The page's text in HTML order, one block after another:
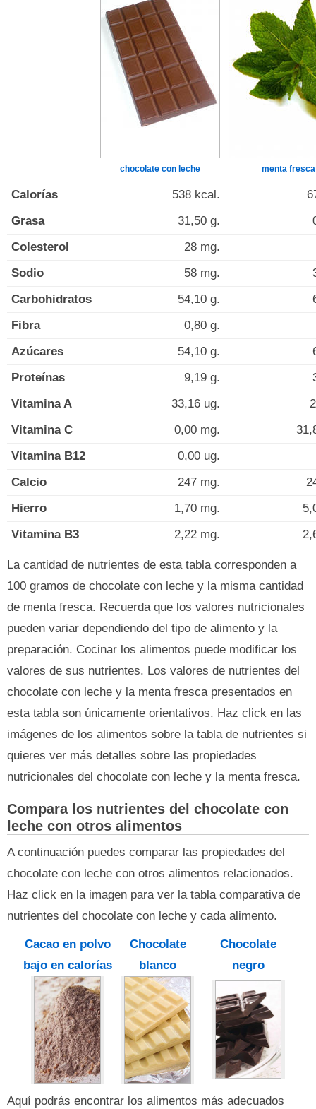
chocolate con leche menta fresca
Calorías 538 kcal.
Grasa
31,50 g.
Colesterol
28 mg.
Sodio
58 mg.
Carbohidratos
54,10 g.
Fibra
0,80 g.
Azúcares
54,10 g.
Proteínas
9,19 g.
Vitamina A
33,16 ug.
Vitamina C
0,00 mg.
Vitamina B12
0,00 ug.
Calcio
247 mg.
Hierro
1,70 mg.
Vitamina B3
2,22 mg.
La cantidad de nutrientes de esta tabla corresponden a
100 gramos de chocolate con leche y la misma cantidad
de menta fresca. Recuerda que los valores nutricionales
pueden variar dependiendo del tipo de alimento y la
preparación. Cocinar los alimentos puede modificar los
valores de sus nutrientes. Los valores de nutrientes del
chocolate con leche y la menta fresca presentados en
esta tabla son únicamente orientativos. Haz click en las
imágenes de los alimentos sobre la tabla de nutrientes si
quieres ver más detalles sobre las propiedades
nutricionales del chocolate con leche y la menta fresca.
Compara los nutrientes del chocolate con
leche con otros alimentos
A continuación puedes comparar las propiedades del
chocolate con leche con otros alimentos relacionados.
Haz click en la imagen para ver la tabla comparativa de
nutrientes del chocolate con leche y cada alimento.
Cacao en polvo
bajo en calorías
Chocolate
blanco
Chocolate
negro
Aquí podrás encontrar los alimentos más adecuados